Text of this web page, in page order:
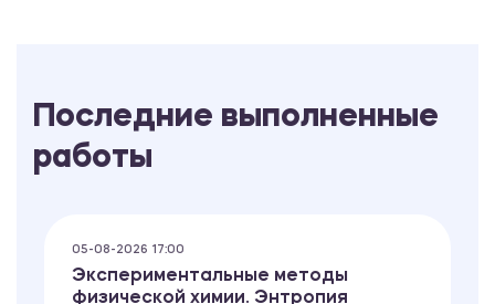
Последние выполненные
работы
05-08-2026 17:00
Экспериментальные методы
физической химии. Энтропия